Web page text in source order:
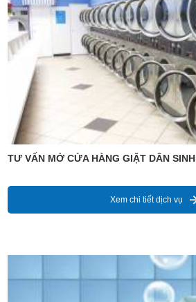
TƯ VẤN MỞ CỬA HÀNG GIẶT DÂN SINH
Xem chi tiết dịch vụ